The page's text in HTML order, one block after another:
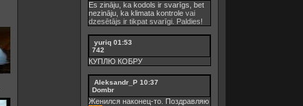
Es zināju, ka kodols ir svarīgs, bet
nezināju, ka klimata kontrole vai
dzesētājs ir tikpat svarīgi. Paldies!
yuriq 01:53
742
КУПЛЮ КОБРУ
Aleksandr_P 10:37
Dombr
Женился наконец-то. Поздравляю